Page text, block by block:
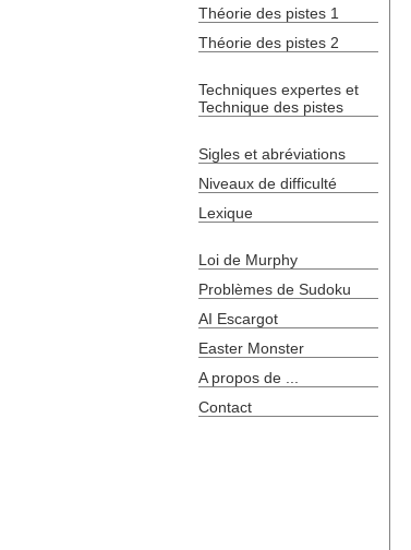
Théorie des pistes 1
Théorie des pistes 2
Techniques expertes et
Technique des pistes
Sigles et abréviations
Niveaux de difficulté
Lexique
Loi de Murphy
Problèmes de Sudoku
AI Escargot
Easter Monster
A propos de ...
Contact